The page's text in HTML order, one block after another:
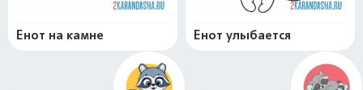
Енот на камне Енот улыбается